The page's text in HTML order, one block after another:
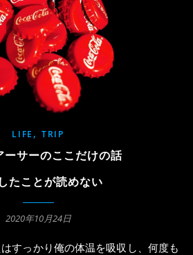
LIFE , TRIP
ーサーのここだけの話
たことが読めない
2020年10月24日